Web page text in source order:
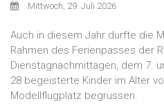
Mittwoch, 29. Juli 2026
Auch in diesem Jahr durfte die
Rahmen des Ferienpasses der
Dienstagnachmittagen, dem 7.
28 begeisterte Kinder im Alter
Modellflugplatz begrüssen.